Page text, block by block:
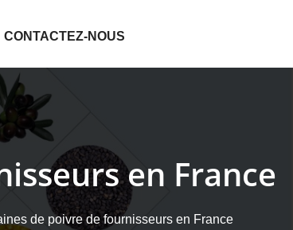
CONTACTEZ-NOUS
en France
de poivre de fournisseurs en France